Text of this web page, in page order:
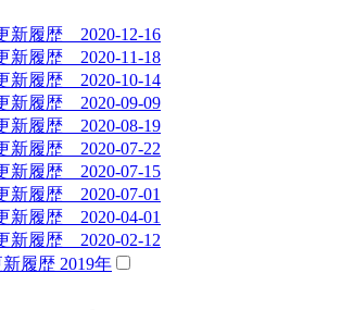
新履歴 2020-12-16
新履歴 2020-11-18
新履歴 2020-10-14
新履歴 2020-09-09
新履歴 2020-08-19
新履歴 2020-07-22
新履歴 2020-07-15
新履歴 2020-07-01
新履歴 2020-04-01
新履歴 2020-02-12
履歴 2019年